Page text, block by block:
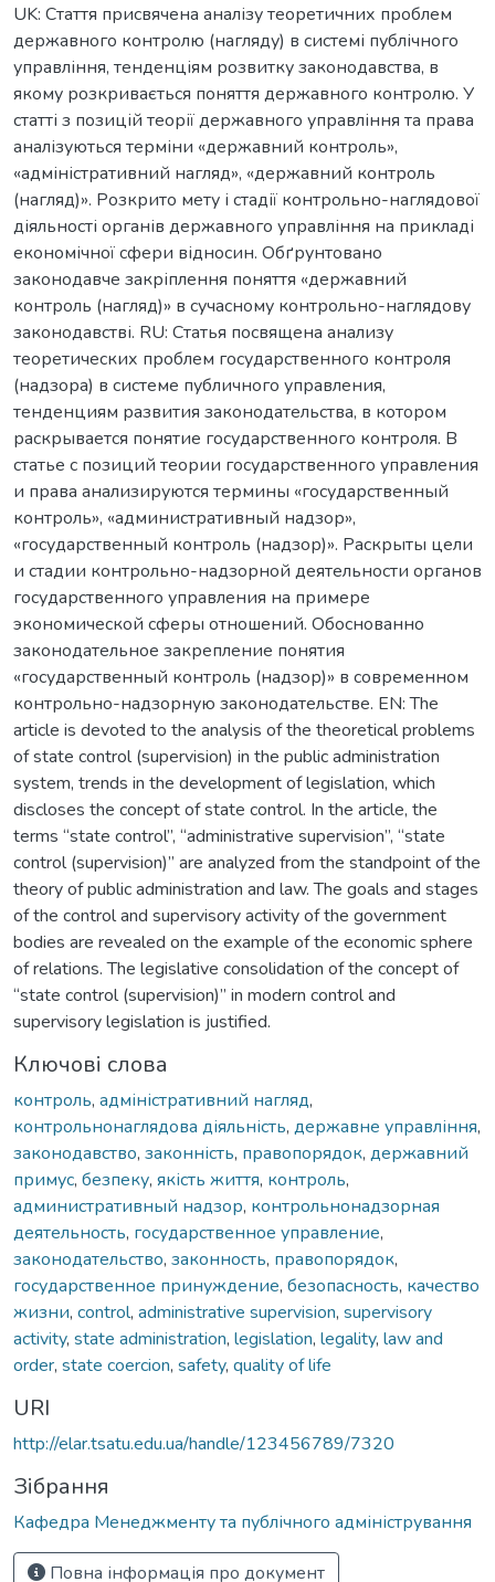
UK: Стаття присвячена аналізу теоретичних проблем
державного контролю (нагляду) в системі публічного
управління, тенденціям розвитку законодавства, в
якому розкривається поняття державного контролю. У
статті з позицій теорії державного управління та права
аналізуються терміни «державний контроль»,
«адміністративний нагляд», «державний контроль
(нагляд)». Розкрито мету і стадії контрольно-наглядової
діяльності органів державного управління на прикладі
економічної сфери відносин. Обґрунтовано
законодавче закріплення поняття «державний
контроль (нагляд)» в сучасному контрольно-наглядову
законодавстві. RU: Статья посвящена анализу
теоретических проблем государственного контроля
(надзора) в системе публичного управления,
тенденциям развития законодательства, в котором
раскрывается понятие государственного контроля. В
статье с позиций теории государственного управления
и права анализируются термины «государственный
контроль», «административный надзор»,
«государственный контроль (надзор)». Раскрыты цели
и стадии контрольно-надзорной деятельности органов
государственного управления на примере
экономической сферы отношений. Обоснованно
законодательное закрепление понятия
«государственный контроль (надзор)» в современном
контрольно-надзорную законодательстве. EN: The
article is devoted to the analysis of the theoretical problems
of state control (supervision) in the public administration
system, trends in the development of legislation, which
discloses the concept of state control. In the article, the
terms “state control”, “administrative supervision”, “state
control (supervision)” are analyzed from the standpoint of the
theory of public administration and law. The goals and stages
of the control and supervisory activity of the government
bodies are revealed on the example of the economic sphere
of relations. The legislative consolidation of the concept of
“state control (supervision)” in modern control and
supervisory legislation is justified.
Ключові слова
контроль, адміністративний нагляд,
контрольнонаглядова діяльність, державне управління,
законодавство, законність, правопорядок, державний
примус, безпеку, якість життя, контроль,
административный надзор, контрольнонадзорная
деятельность, государственное управление,
законодательство, законность, правопорядок,
государственное принуждение, безопасность, качество
жизни, control, administrative supervision, supervisory
activity, state administration, legislation, legality, law and
order, state coercion, safety, quality of life
URI
http://elar.tsatu.edu.ua/handle/123456789/7320
Зібрання
Кафедра Менеджменту та публічного адміністрування
Повна інформація про документ